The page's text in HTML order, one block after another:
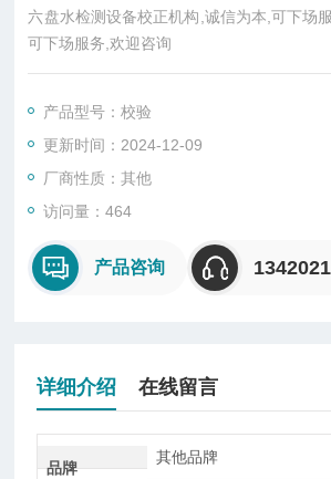
六盘水检测设备校正机构,诚信为本,可下场
可下场服务,欢迎咨询
产品型号：校验
更新时间：2024-12-09
厂商性质：其他
访问量：464
产品咨询
详细介绍 在线留言
品牌
其他品牌